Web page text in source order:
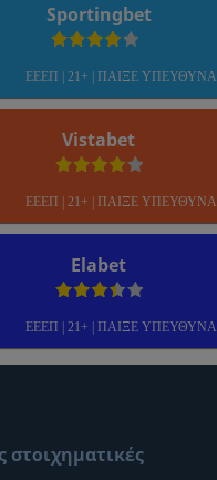
Sportingbet
ΕΕΕΠ | 21+ | ΠΑΙΞΕ ΥΠΕΥΘΥΝΑ
Vistabet
ΕΕΕΠ | 21+ | ΠΑΙΞΕ ΥΠΕΥΘΥΝΑ
Elabet
ΕΕΕΠ | 21+ | ΠΑΙΞΕ ΥΠΕΥΘΥΝΑ
στοιχηματικές